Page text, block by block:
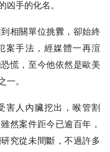
凶手的化名。
相關單位挑釁，卻始終
案手法，經媒體一再渲
慌，至今他依然是歐美
一。
害人內臟挖出，喉管割
然案件距今已逾百年，
究從未間斷，不過許多